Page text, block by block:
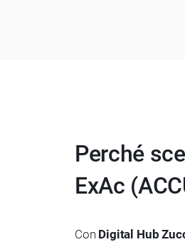
Perché
ExAc
Con Digital Hub